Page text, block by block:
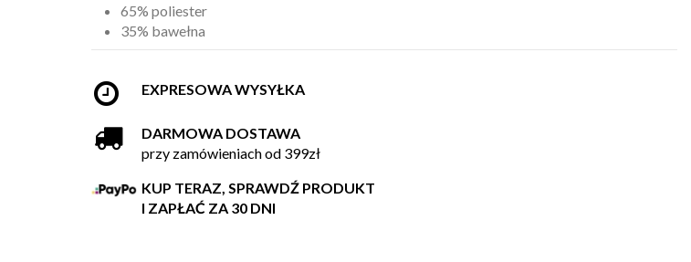
65% poliester
35% bawełna
EXPRESOWA WYSYŁKA
DARMOWA DOSTAWA
przy zamówieniach od 399zł
KUP TERAZ, SPRAWDŹ PRODUKT
I ZAPŁAĆ ZA 30 DNI